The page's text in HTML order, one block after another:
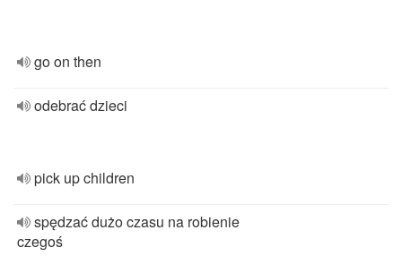
go on then
odebrać dzieci
pick up children
spędzać dużo czasu na robienie
czegoś